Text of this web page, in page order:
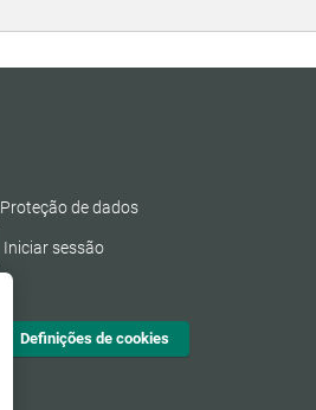
Proteção de dados
Iniciar sessão
Definições de cookies